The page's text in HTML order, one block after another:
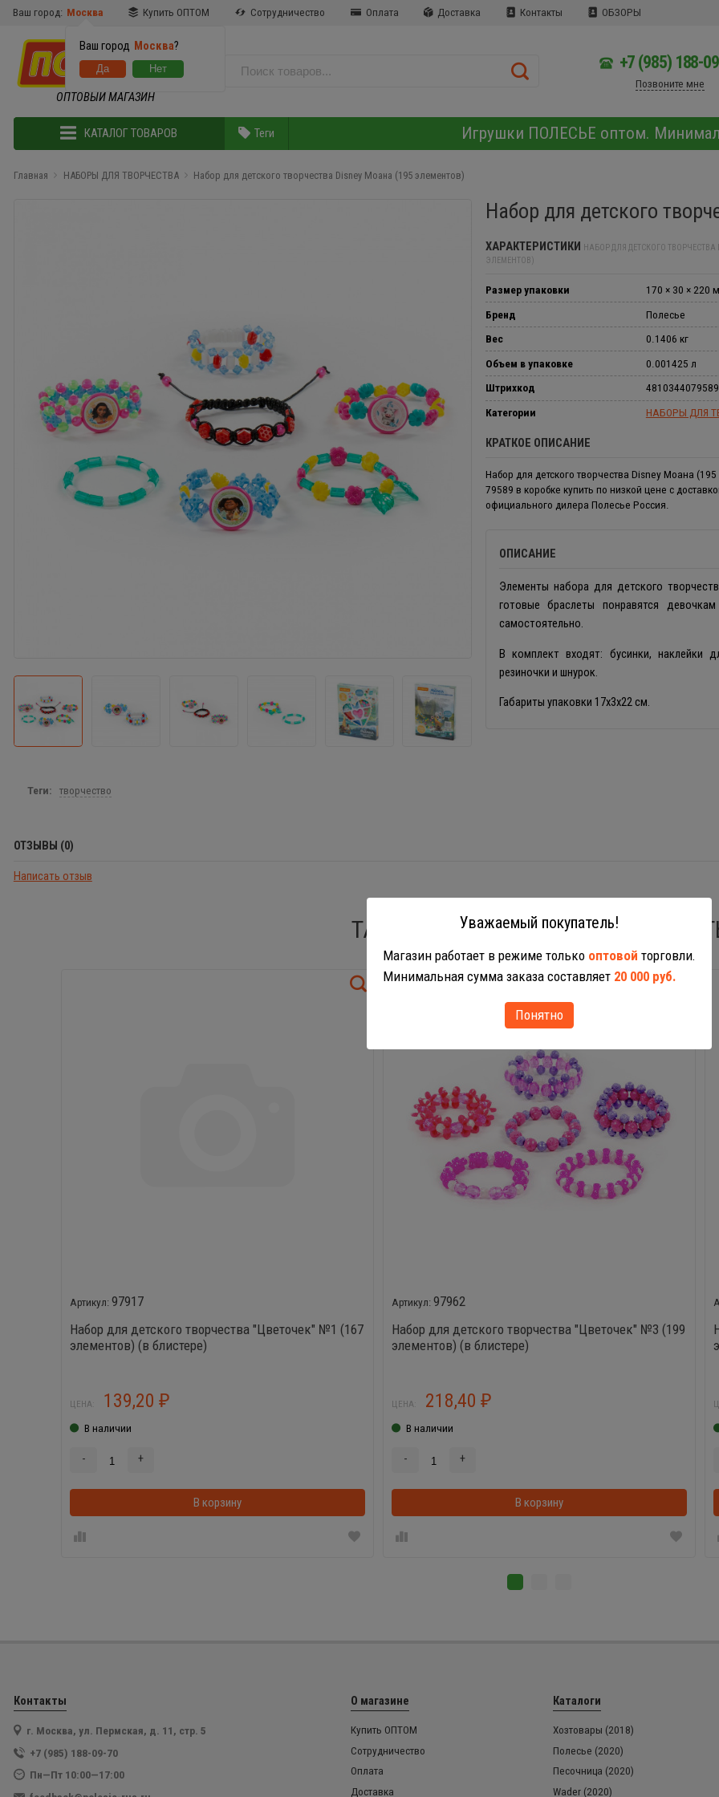
Ваш город: Москва
Ваш город Москва?
Купить ОПТОМ Сотрудничество Оплата Доставка Контакты ОБЗОРЫ
ОПТОВЫЙ МАГАЗИН
+7 (985) 188-
Позвоните мне
КАТАЛОГ ТОВАРОВ Теги Игрушки ПОЛЕСЬЕ оптом.
Главная НАБОРЫ ДЛЯ ТВОРЧЕСТВА Набор для детского творчества Disney Моана (195 элементов)
Набор для детского
ХАРАКТЕРИСТИКИ НАБОР ДЛЯ ДЕТСКОГО ТВОРЧЕСТВА
ЭЛЕМЕНТОВ)
Размер упаковки
170 × 30 × 220
Бренд
Полесье
Вес
0.1406 кг
Объем в упаковке
0.001425 л
Штрихкод
4810344079589
Категории
НАБОРЫ ДЛЯ
КРАТКОЕ ОПИСАНИЕ
Набор для детского творчества Disney Моана
79589 в коробке купить по низкой цене с
официального дилера Полесье Россия.
ОПИСАНИЕ
Элементы набора для детского
готовые браслеты понравятся
самостоятельно.
В комплект входят: бусинки, наклейки
резиночки и шнурок.
Габариты упаковки 17х3х22 см.
Теги: творчество
ОТЗЫВЫ (0)
Написать отзыв
ТАКЖЕ ВАС МОГУТ
97917
Набор для детского творчества "Цветочек" №1 (167
элементов) (в блистере)
ЦЕНА: 139,20 ₽
В наличии
- +
В корзину В корзинке
97962
Набор для детского творчества "Цветочек" №3 (199
элементов) (в блистере)
ЦЕНА: 218,40 ₽
В наличии
- +
В корзину
Контакты
г. Москва, ул. Пермская, д. 11, стр. 5
+7 (985) 188-09-70
Пн—Пт 10:00—17:00
О магазине
Купить ОПТОМ
Сотрудничество
Оплата
Доставка
Каталоги
Хозтовары (2018)
Полесье (2020)
Песочница (2020)
Wader (2020)
Уважаемый покупатель!
Магазин работает в режиме только оптовой торговли.
Минимальная сумма заказа составляет 20 000 руб.
Понятно